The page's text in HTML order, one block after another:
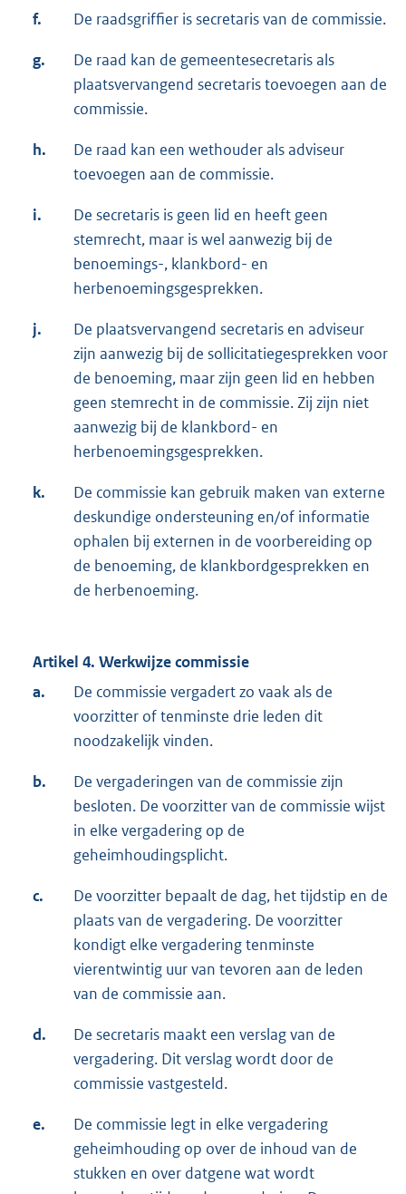
f. De raadsgriffier is secretaris van de commissie.
g.
De raad kan de gemeentesecretaris als
plaatsvervangend secretaris toevoegen aan de
commissie.
h.
De raad kan een wethouder als adviseur
toevoegen aan de commissie.
i.
De secretaris is geen lid en heeft geen
stemrecht, maar is wel aanwezig bij de
benoemings-, klankbord- en
herbenoemingsgesprekken.
j.
De plaatsvervangend secretaris en adviseur
zijn aanwezig bij de sollicitatiegesprekken voor
de benoeming, maar zijn geen lid en hebben
geen stemrecht in de commissie. Zij zijn niet
aanwezig bij de klankbord- en
herbenoemingsgesprekken.
k.
De commissie kan gebruik maken van externe
deskundige ondersteuning en/of informatie
ophalen bij externen in de voorbereiding op
de benoeming, de klankbordgesprekken en
de herbenoeming.
Artikel 4. Werkwijze commissie
a.
De commissie vergadert zo vaak als de
voorzitter of tenminste drie leden dit
noodzakelijk vinden.
b.
De vergaderingen van de commissie zijn
besloten. De voorzitter van de commissie wijst
in elke vergadering op de
geheimhoudingsplicht.
c.
De voorzitter bepaalt de dag, het tijdstip en de
plaats van de vergadering. De voorzitter
kondigt elke vergadering tenminste
vierentwintig uur van tevoren aan de leden
van de commissie aan.
d.
De secretaris maakt een verslag van de
vergadering. Dit verslag wordt door de
commissie vastgesteld.
e.
De commissie legt in elke vergadering
geheimhouding op over de inhoud van de
stukken en over datgene wat wordt